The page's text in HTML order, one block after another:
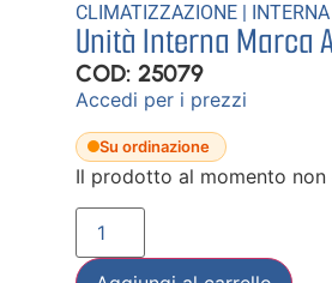
CLIMATIZZAZIONE |
Unità Interna Marca
COD: 25079
Accedi per i prezzi
Su ordinazione
Il prodotto al momento